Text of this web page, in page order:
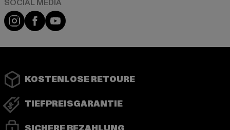
Instagram
FacebookYouTube
KOSTENLOSE RETOURE
TIEFPREISGARANTIE